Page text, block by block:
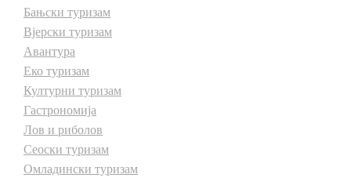
Бањски туризам
Вјерски туризам
Авантура
Еко туризам
Културни туризам
Гастрономија
Лов и риболов
Сеоски туризам
Омладински туризам